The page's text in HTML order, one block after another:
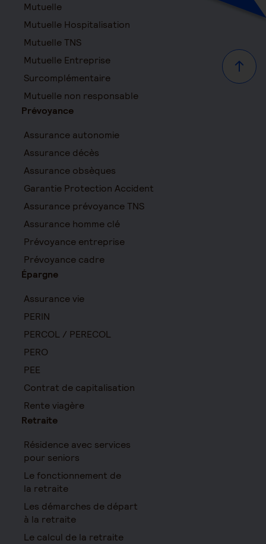
Haut
Mutuelle
Mutuelle Hospitalisation
Mutuelle TNS
Mutuelle Entreprise
Surcomplémentaire
Mutuelle non responsable
Prévoyance
Assurance autonomie
Assurance décès
Assurance obsèques
Garantie Protection Accident
Assurance prévoyance TNS
Assurance homme clé
Prévoyance entreprise
Prévoyance cadre
Épargne
Assurance vie
PERIN
PERCOL / PERECOL
PERO
PEE
Contrat de capitalisation
Rente viagère
Retraite
Résidence avec services
pour seniors
Le fonctionnement de
la retraite
Les démarches de départ
à la retraite
Le calcul de la retraite